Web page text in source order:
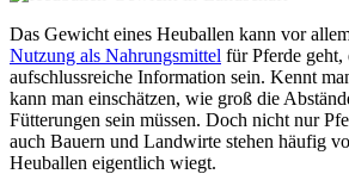
Das Gewicht eines Heuballen kann vor
Nutzung als Nahrungsmittel für Pferde geht,
aufschlussreiche Information sein. Kennt
kann man einschätzen, wie groß die
Fütterungen sein müssen. Doch nicht nur
auch Bauern und Landwirte stehen häufig
Heuballen eigentlich wiegt.